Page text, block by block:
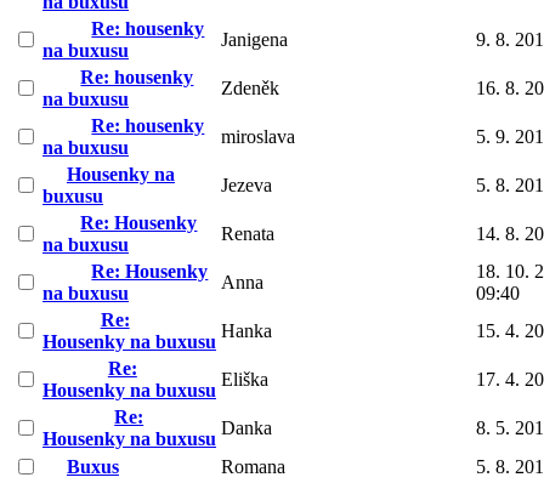
Re: housenky
na buxusu
Janigena
9. 8.
Re: housenky
na buxusu
Zdeněk
16. 8.
Re: housenky
na buxusu
miroslava
5. 9.
Housenky na
buxusu
Jezeva
5. 8.
Re: Housenky
na buxusu
Renata
14. 8.
Re: Housenky
na buxusu
Anna
18. 10.
09:40
Re:
Housenky na buxusu
Hanka
15. 4.
Re:
Housenky na buxusu
Eliška
17. 4.
Re:
Housenky na buxusu
Danka
8. 5.
Buxus
Romana
5. 8.